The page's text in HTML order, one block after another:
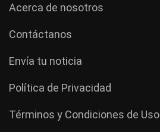
Acerca de nosotros
Contáctanos
Envía tu noticia
Política de Privacidad
Términos y Condiciones de Uso